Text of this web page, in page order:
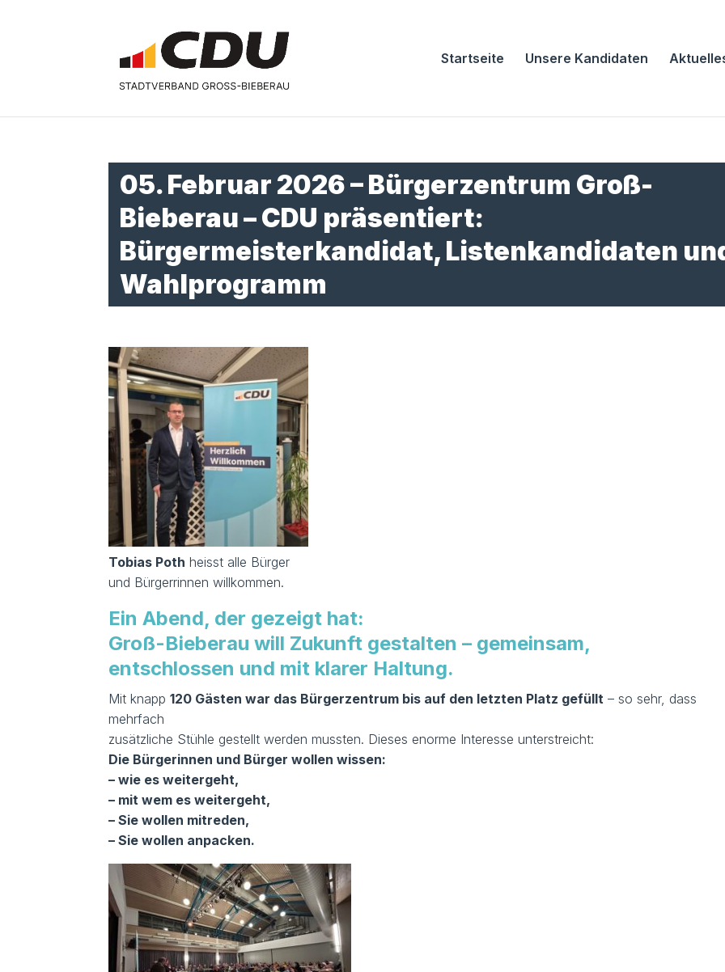
Startseite Unsere Kandidaten
05. Februar 2026 – Bürgerzentrum Groß-
Bieberau – CDU präsentiert:
Bürgermeisterkandidat, Listenkandidaten
Wahlprogramm
Tobias Poth heisst alle Bürger
und Bürgerrinnen willkommen.
Ein Abend, der gezeigt hat:
Groß-Bieberau will Zukunft gestalten – gemeinsam,
entschlossen und mit klarer Haltung.
Mit knapp120 Gästen war das Bürgerzentrum bis auf den letzten Platz gefüllt – so sehr, dass
mehrfach
zusätzliche Stühle gestellt werden mussten. Dieses enorme Interesse unterstreicht:
Die Bürgerinnen und Bürger wollen wissen:
– wie es weitergeht,
– mit wem es weitergeht,
– Sie wollen mitreden,
– Sie wollen anpacken.